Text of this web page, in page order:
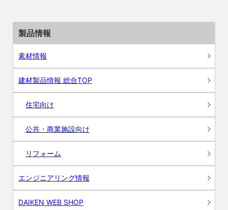
製品情報
素材情報
建材製品情報 総合TOP
住宅向け
公共・商業施設向け
リフォーム
エンジニアリング情報
DAIKEN WEB SHOP